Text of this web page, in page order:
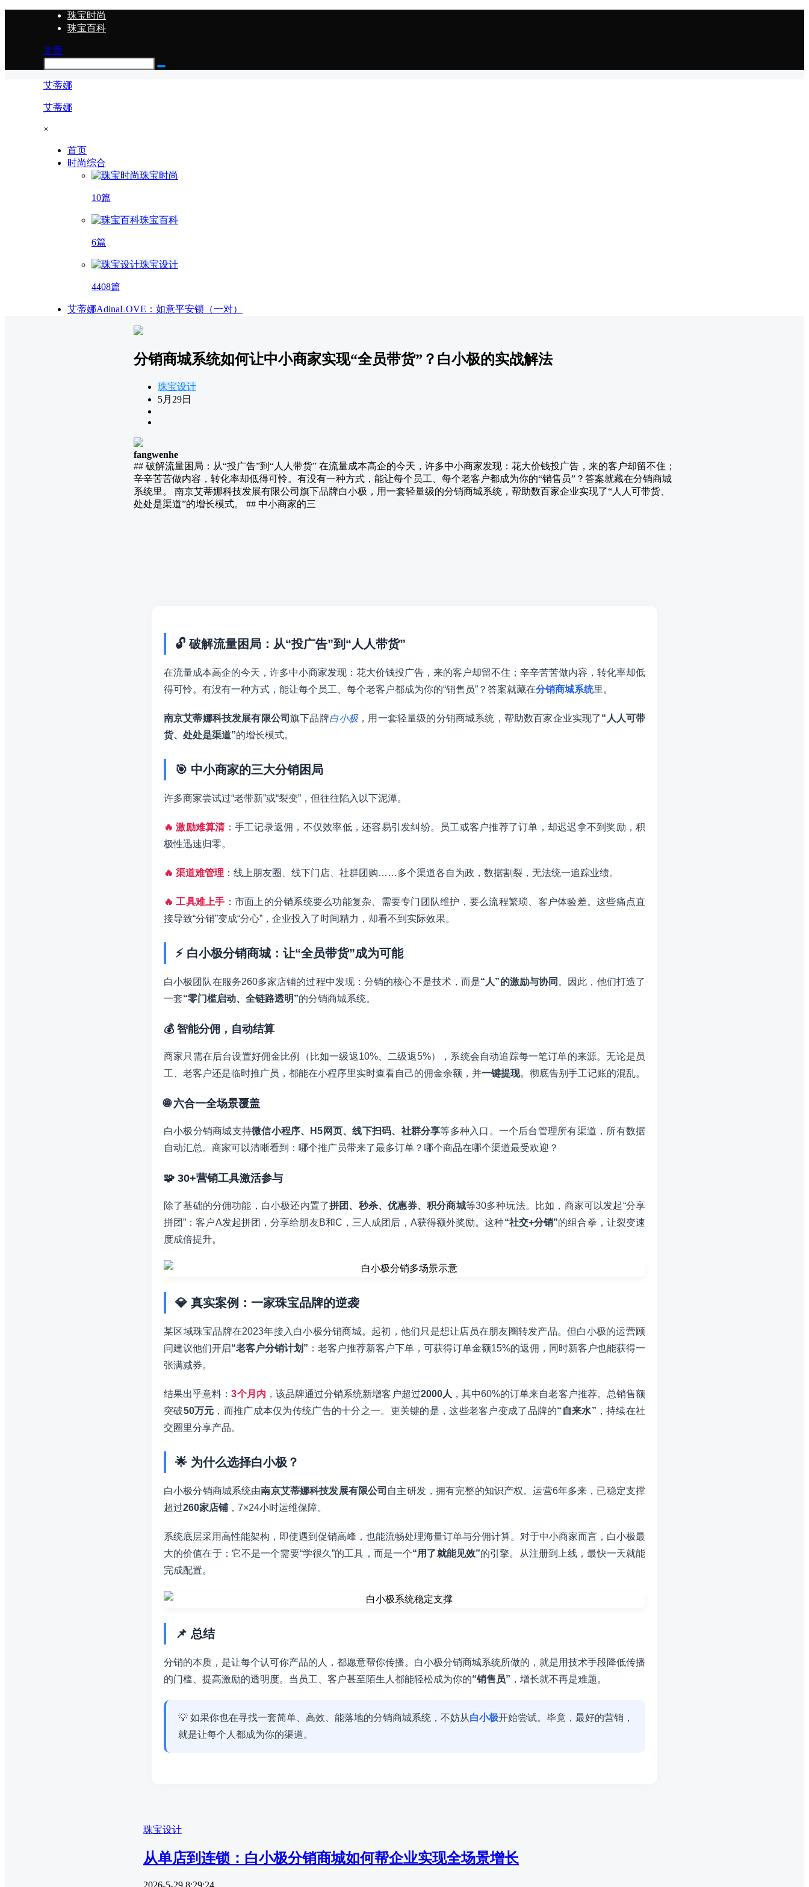
珠宝时尚
珠宝百科
文章
艾蒂娜
艾蒂娜
×
首页
时尚综合
珠宝时尚
10篇
珠宝百科
6篇
珠宝设计
4408篇
艾蒂娜AdinaLOVE：如意平安锁（一对）
分销商城系统如何让中小商家实现“全员带货”？白小极的实战解法
珠宝设计
5月29日
fangwenhe
## 破解流量困局：从“投广告”到“人人带货” 在流量成本高企的今天，许多中小商家发现：花大价钱投广告，来的客户却留不住；
辛辛苦苦做内容，转化率却低得可怜。有没有一种方式，能让每个员工、每个老客户都成为你的“销售员”？答案就藏在分销商城
系统里。 南京艾蒂娜科技发展有限公司旗下品牌白小极，用一套轻量级的分销商城系统，帮助数百家企业实现了“人人可带货、
处处是渠道”的增长模式。 ## 中小商家的三
🔓 破解流量困局：从“投广告”到“人人带货”
在流量成本高企的今天，许多中小商家发现：花大价钱投广告，来的客户却留不住；辛辛苦苦做内容，转化率却低
得可怜。有没有一种方式，能让每个员工、每个老客户都成为你的“销售员”？答案就藏在分销商城系统里。
南京艾蒂娜科技发展有限公司旗下品牌白小极，用一套轻量级的分销商城系统，帮助数百家企业实现了“人人可带
货、处处是渠道”的增长模式。
🎯 中小商家的三大分销困局
许多商家尝试过“老带新”或“裂变”，但往往陷入以下泥潭。
🔥 激励难算清：手工记录返佣，不仅效率低，还容易引发纠纷。员工或客户推荐了订单，却迟迟拿不到奖励，积
极性迅速归零。
🔥 渠道难管理 ：线上朋友圈、线下门店、社群团购……多个渠道各自为政，数据割裂，无法统一追踪业绩。
🔥 工具难上手 ：市面上的分销系统要么功能复杂、需要专门团队维护，要么流程繁琐、客户体验差。这些痛点直
接导致“分销”变成“分心”，企业投入了时间精力，却看不到实际效果。
⚡ 白小极分销商城：让“全员带货”成为可能
白小极团队在服务260多家店铺的过程中发现：分销的核心不是技术，而是“人”的激励与协同 。因此，他们打造了
一套“零门槛启动、全链路透明”的分销商城系统。
💰 智能分佣，自动结算
商家只需在后台设置好佣金比例（比如一级返10%、二级返5%），系统会自动追踪每一笔订单的来源。无论是员
工、老客户还是临时推广员，都能在小程序里实时查看自己的佣金余额，并一键提现。彻底告别手工记账的混乱。
🌐 六合一全场景覆盖
白小极分销商城支持微信小程序、H5网页、线下扫码、社群分享等多种入口。一个后台管理所有渠道，所有数据
自动汇总。商家可以清晰看到：哪个推广员带来了最多订单？哪个商品在哪个渠道最受欢迎？
🧩 30+营销工具激活参与
除了基础的分佣功能，白小极还内置了拼团、秒杀、优惠券、积分商城等30多种玩法。比如，商家可以发起“分享
拼团”：客户A发起拼团，分享给朋友B和C，三人成团后，A获得额外奖励。这种“社交+分销”的组合拳，让裂变速
度成倍提升。
💎 真实案例：一家珠宝品牌的逆袭
某区域珠宝品牌在2023年接入白小极分销商城。起初，他们只是想让店员在朋友圈转发产品。但白小极的运营顾
问建议他们开启“老客户分销计划” ：老客户推荐新客户下单，可获得订单金额15%的返佣，同时新客户也能获得一
张满减券。
结果出乎意料：3个月内 ，该品牌通过分销系统新增客户超过2000人 ，其中60%的订单来自老客户推荐。总销售额
突破50万元 ，而推广成本仅为传统广告的十分之一。更关键的是，这些老客户变成了品牌的“自来水” ，持续在社
交圈里分享产品。
🌟 为什么选择白小极？
白小极分销商城系统由南京艾蒂娜科技发展有限公司 自主研发，拥有完整的知识产权。运营6年多来，已稳定支撑
超过260家店铺，7×24小时运维保障。
系统底层采用高性能架构，即使遇到促销高峰，也能流畅处理海量订单与分佣计算。对于中小商家而言，白小极最
大的价值在于：它不是一个需要“学很久”的工具，而是一个“用了就能见效”的引擎。从注册到上线，最快一天就能
完成配置。
📌 总结
分销的本质，是让每个认可你产品的人，都愿意帮你传播。白小极分销商城系统所做的，就是用技术手段降低传播
的门槛、提高激励的透明度。当员工、客户甚至陌生人都能轻松成为你的“销售员” ，增长就不再是难题。
💡 如果你也在寻找一套简单、高效、能落地的分销商城系统，不妨从白小极开始尝试。毕竟，最好的营销，
就是让每个人都成为你的渠道。
珠宝设计
从单店到连锁：白小极分销商城如何帮企业实现全场景增长
2026-5-29 8:29:24